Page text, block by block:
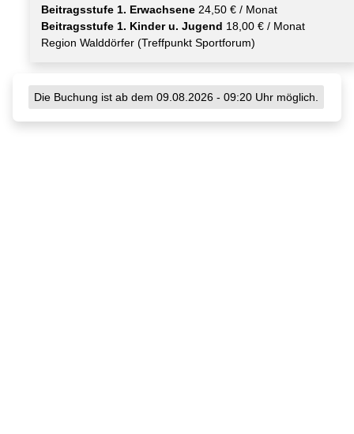
Beitragsstufe 1. Erwachsene 24,50 € / Monat
Beitragsstufe 1. Kinder u. Jugend 18,00 € / Monat
Region Walddörfer (Treffpunkt Sportforum)
Die Buchung ist ab dem 09.08.2026 - 09:20 Uhr möglich.